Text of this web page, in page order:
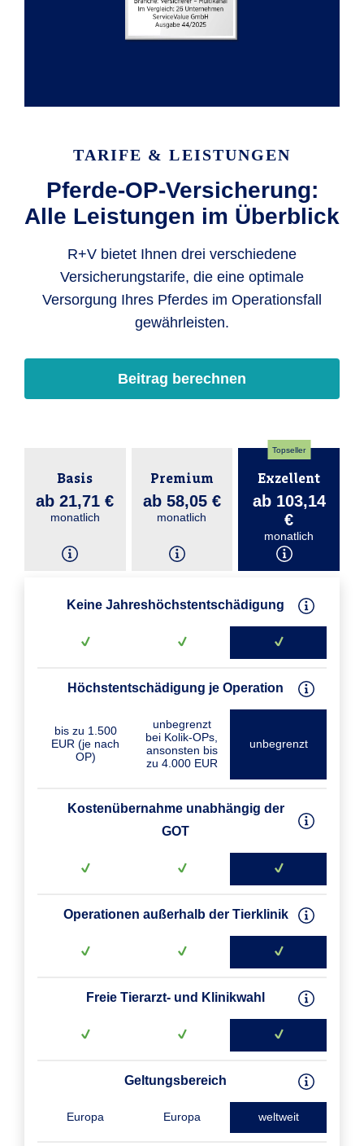
TARIFE & LEISTUNGEN
Pferde-OP-Versicherung:
Alle Leistungen im Überblick
R+V bietet Ihnen drei verschiedene
Versicherungstarife, die eine optimale
Versorgung Ihres Pferdes im Operationsfall
gewährleisten.
Beitrag berechnen
Basis
ab 21,71 €
monatlich
Premium
ab 58,05 €
monatlich
Topseller
Exzellent
ab 103,14
€
monatlich
Keine Jahreshöchstentschädigung
Höchstentschädigung je Operation
bis zu 1.500
EUR (je nach
OP)
unbegrenzt
bei Kolik-OPs,
ansonsten bis
zu 4.000 EUR
unbegrenzt
Kostenübernahme unabhängig der
GOT
Operationen außerhalb der Tierklinik
Freie Tierarzt- und Klinikwahl
Geltungsbereich
Europa Europa weltweit